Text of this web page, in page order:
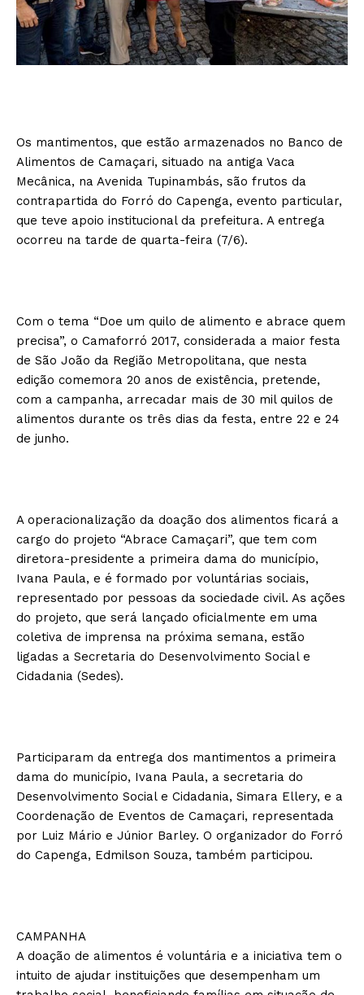
Os mantimentos, que estão armazenados no Banco de
Alimentos de Camaçari, situado na antiga Vaca
Mecânica, na Avenida Tupinambás, são frutos da
contrapartida do Forró do Capenga, evento particular,
que teve apoio institucional da prefeitura. A entrega
ocorreu na tarde de quarta-feira (7/6).
Com o tema “Doe um quilo de alimento e abrace quem
precisa”, o Camaforró 2017, considerada a maior festa
de São João da Região Metropolitana, que nesta
edição comemora 20 anos de existência, pretende,
com a campanha, arrecadar mais de 30 mil quilos de
alimentos durante os três dias da festa, entre 22 e 24
de junho.
A operacionalização da doação dos alimentos ficará a
cargo do projeto “Abrace Camaçari”, que tem com
diretora-presidente a primeira dama do município,
Ivana Paula, e é formado por voluntárias sociais,
representado por pessoas da sociedade civil. As ações
do projeto, que será lançado oficialmente em uma
coletiva de imprensa na próxima semana, estão
ligadas a Secretaria do Desenvolvimento Social e
Cidadania (Sedes).
Participaram da entrega dos mantimentos a primeira
dama do município, Ivana Paula, a secretaria do
Desenvolvimento Social e Cidadania, Simara Ellery, e a
Coordenação de Eventos de Camaçari, representada
por Luiz Mário e Júnior Barley. O organizador do Forró
do Capenga, Edmilson Souza, também participou.
CAMPANHA
A doação de alimentos é voluntária e a iniciativa tem o
intuito de ajudar instituições que desempenham um